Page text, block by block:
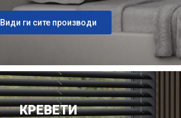
Види ги сите производи
КРЕВЕТИ